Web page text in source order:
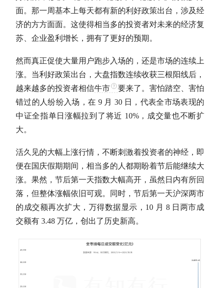
面。那一周基本上每天都有新的利好政策出台，涉及经
济的方方面面。这使得相当多的投资者对未来的经济复
苏、企业盈利增长，拥有了更好的预期。
然而真正促使大量用户跑步入场的，还是市场的连续上
涨。当利好政策出台，大盘指数连续收获三根阳线后，
越来越多的投资者相信牛市
要来了。害怕踏空、害怕
错过的人纷纷入场，在 9 月 30 日，代表全市场表现的
中证全指单日涨幅拉到了将近 10%，成交量也不断扩
大。
活久见的大幅上涨行情，不断刺激着投资者的神经，即
便在国庆假期期间，相当多的人都期盼着节后能继续大
涨。果然，节后第一天指数大幅高开，虽然日内有所回
落，但整体涨幅依旧可观。同时，节后第一天沪深两市
的成交额再次扩大，万得数据显示，10 月 8 日两市成
交额有 3.48 万亿，创出了历史新高。